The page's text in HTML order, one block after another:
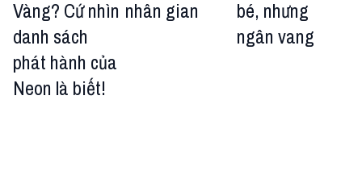
Vàng? Cứ nhìn
danh sách
phát hành của
Neon là biết!
nhân gian
bé, nhưng
ngân vang